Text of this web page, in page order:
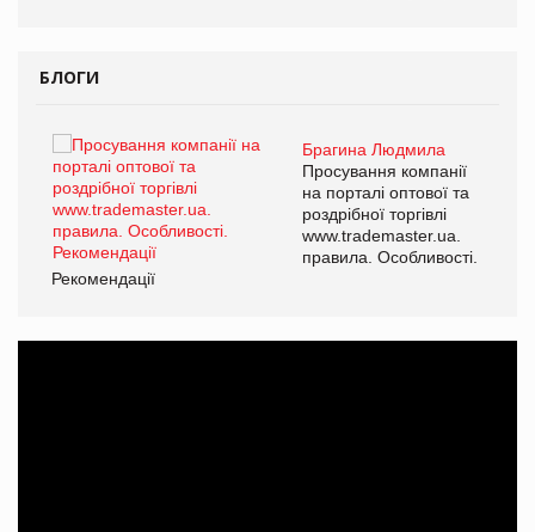
БЛОГИ
Брагина Людмила
Просування компанії
на порталі оптової та
роздрібної торгівлі
www.trademaster.ua.
правила. Особливості.
Рекомендації